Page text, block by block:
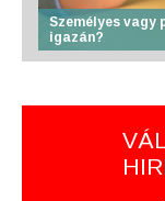
Személyes vagy
igazán?